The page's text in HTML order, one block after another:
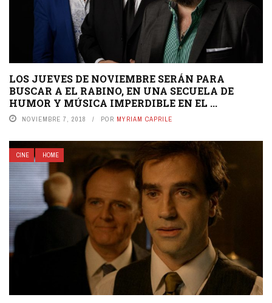
LOS JUEVES DE NOVIEMBRE SERÁN PARA
BUSCAR A EL RABINO, EN UNA SECUELA DE
HUMOR Y MÚSICA IMPERDIBLE EN EL ...
NOVIEMBRE 7, 2018 POR MYRIAM CAPRILE
CINE HOME